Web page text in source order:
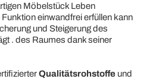
Möbelstück Leben
einwandfrei erfüllen kann
und Steigerung des
. des Raumes dank seiner
Qualitätsrohstoffeund